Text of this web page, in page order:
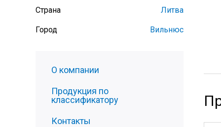
Страна Литва
Город Вильнюс
О компании
Продукция по
классификатору
Контакты